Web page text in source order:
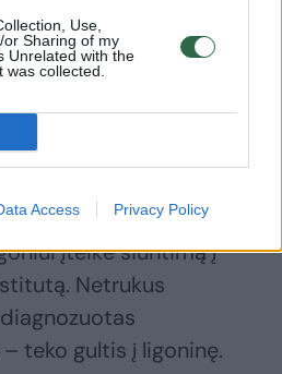
Use,
Sharing of my
Unrelated with the
collected.
Access Privacy Policy
į lojimą“, –
šmaikštumo
teatro muzikos vadovas
kūrėjų.
nebuvo kada. Atlikus
įteikė siuntimą į
Netrukus
teko gultis į ligoninę.